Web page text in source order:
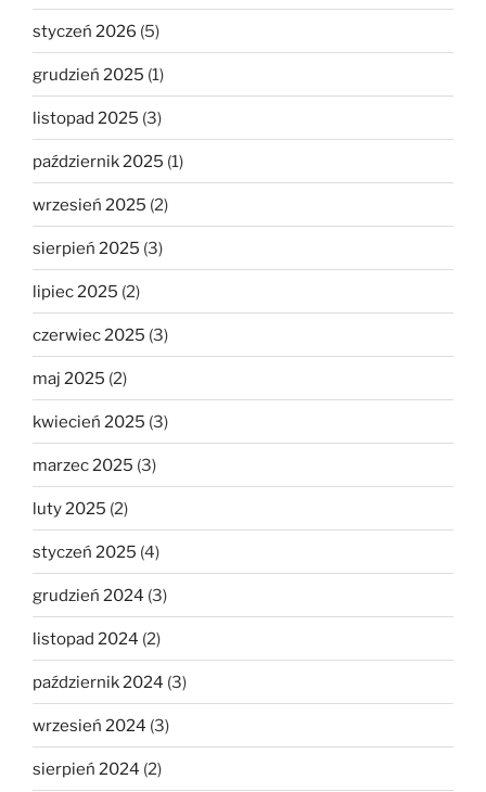
styczeń 2026 (5)
grudzień 2025 (1)
listopad 2025 (3)
październik 2025 (1)
wrzesień 2025 (2)
sierpień 2025 (3)
lipiec 2025 (2)
czerwiec 2025 (3)
maj 2025 (2)
kwiecień 2025 (3)
marzec 2025 (3)
luty 2025 (2)
styczeń 2025 (4)
grudzień 2024 (3)
listopad 2024 (2)
październik 2024 (3)
wrzesień 2024 (3)
sierpień 2024 (2)